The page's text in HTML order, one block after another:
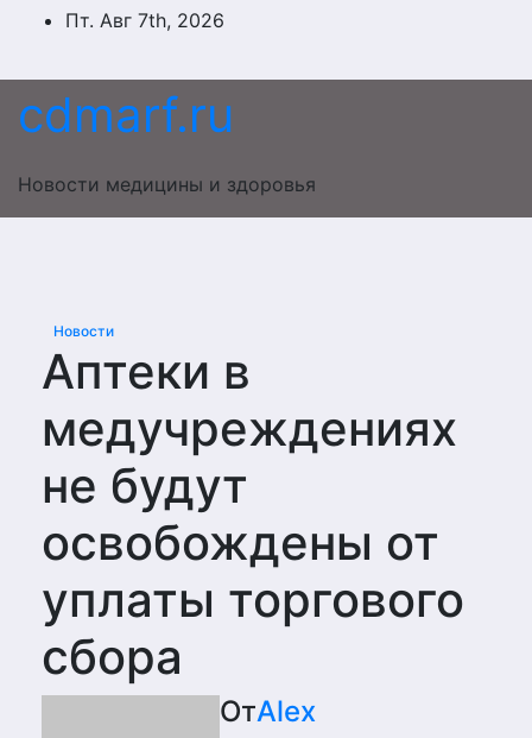
ПерейтиПт. Авг 7th, 2026
cdmarf.ru
Новости медицины и здоровья
Новости
Аптеки в
медучреждениях
не будут
освобождены от
уплаты торгового
сбора
ОтAlex